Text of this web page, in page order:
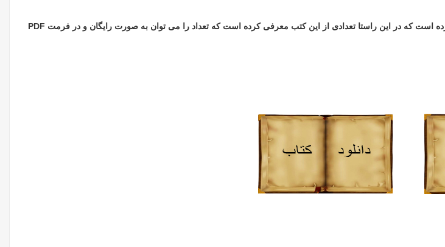
مرکز آماری خوارزمی در تلاش برای کمک به پژوهشگران و محقیق گرامی کتاب هایی را معرفی کرده است که در این راستا تعدادی از این کتب معرفی کرده است که تعداد را می توان به صورت رایگان و در فرمت PDF